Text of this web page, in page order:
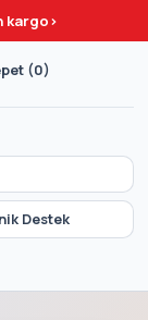
kargo>
Destek
(0)